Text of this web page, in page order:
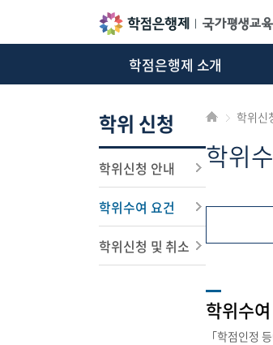
학점은행제 소개
학위 신청
학위신청 안내
학위수여 요건
학위신청 및 취소
학위신
학위
학위수
「학점인정